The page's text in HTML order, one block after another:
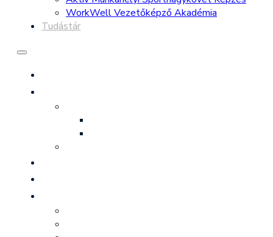
WorkWell Vezetőképző Akadémia
Tudástár